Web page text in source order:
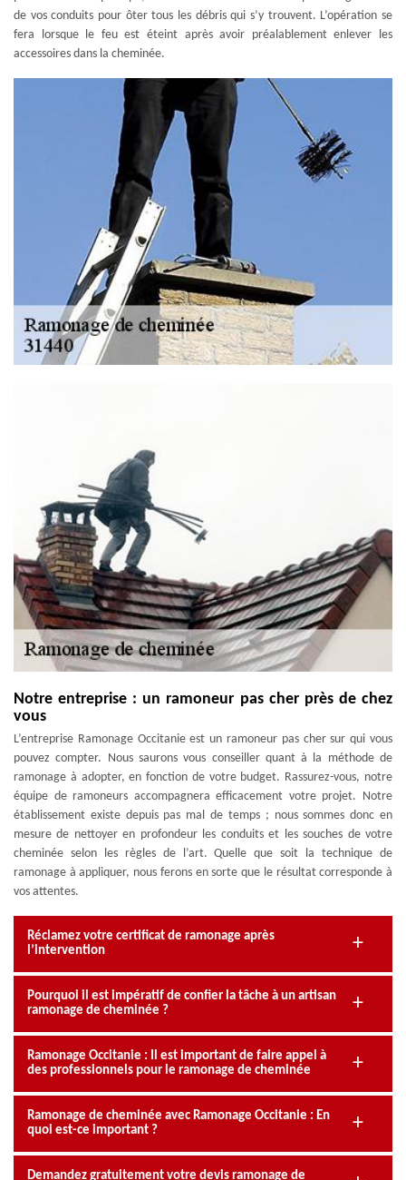
de vos conduits pour ôter tous les débris qui s’y trouvent. L’opération se
fera lorsque le feu est éteint après avoir préalablement enlever les
accessoires dans la cheminée.
Notre entreprise : un ramoneur pas cher près de chez
vous
L’entreprise Ramonage Occitanie est un ramoneur pas cher sur qui vous
pouvez compter. Nous saurons vous conseiller quant à la méthode de
ramonage à adopter, en fonction de votre budget. Rassurez-vous, notre
équipe de ramoneurs accompagnera efficacement votre projet. Notre
établissement existe depuis pas mal de temps ; nous sommes donc en
mesure de nettoyer en profondeur les conduits et les souches de votre
cheminée selon les règles de l’art. Quelle que soit la technique de
ramonage à appliquer, nous ferons en sorte que le résultat corresponde à
vos attentes.
Réclamez votre certificat de ramonage après
l’intervention
Pourquoi il est impératif de confier la tâche à un artisan
ramonage de cheminée ?
Ramonage Occitanie : Il est important de faire appel à
des professionnels pour le ramonage de cheminée
Ramonage de cheminée avec Ramonage Occitanie : En
quoi est-ce important ?
Demandez gratuitement votre devis ramonage de